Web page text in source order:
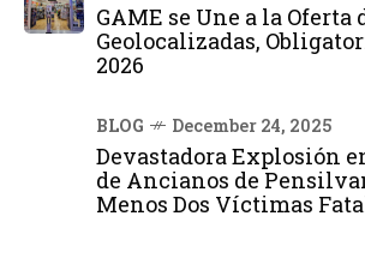
GAME se Une a la Oferta
Geolocalizadas,
2026
BLOG December 24, 2025
Devastadora Explosión
de Ancianos de
Menos Dos Víctimas